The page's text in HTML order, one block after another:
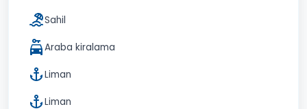
Sahil
Araba kiralama
Liman
Liman